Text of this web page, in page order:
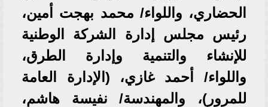
الحضاري، واللواء/ محمد بهجت أمين،
رئيس مجلس إدارة الشركة الوطنية
للإنشاء والتنمية وإدارة الطرق،
واللواء/ أحمد غازي، (الإدارة العامة
للمرور)، والمهندسة/ نفيسة هاشم،